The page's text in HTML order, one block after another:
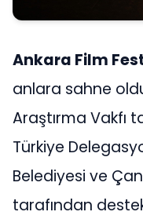
Ankara Film
anlara sahne
Araştırma Vakfı
Türkiye
Belediyesi ve
tarafından